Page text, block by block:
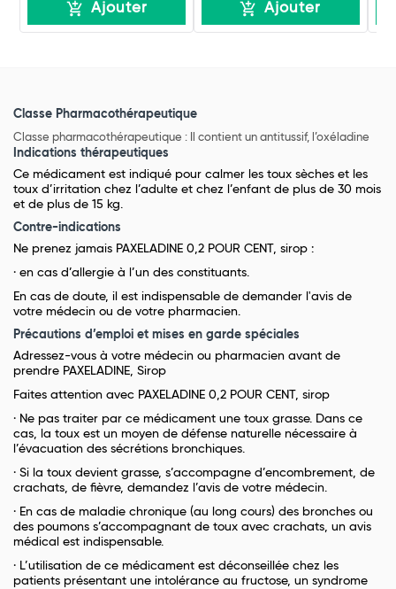
Ajouter Ajouter
Classe Pharmacothérapeutique
Classe pharmacothérapeutique : Il contient un antitussif, l’oxéladine
Indications thérapeutiques
Ce médicament est indiqué pour calmer les toux sèches et les
toux d’irritation chez l’adulte et chez l’enfant de plus de 30 mois
et de plus de 15 kg.
Contre-indications
Ne prenez jamais PAXELADINE 0,2 POUR CENT, sirop :
· en cas d’allergie à l’un des constituants.
En cas de doute, il est indispensable de demander l'avis de
votre médecin ou de votre pharmacien.
Précautions d’emploi et mises en garde spéciales
Adressez-vous à votre médecin ou pharmacien avant de
prendre PAXELADINE, Sirop
Faites attention avec PAXELADINE 0,2 POUR CENT, sirop
· Ne pas traiter par ce médicament une toux grasse. Dans ce
cas, la toux est un moyen de défense naturelle nécessaire à
l’évacuation des sécrétions bronchiques.
· Si la toux devient grasse, s’accompagne d’encombrement, de
crachats, de fièvre, demandez l’avis de votre médecin.
· En cas de maladie chronique (au long cours) des bronches ou
des poumons s’accompagnant de toux avec crachats, un avis
médical est indispensable.
· L’utilisation de ce médicament est déconseillée chez les
patients présentant une intolérance au fructose, un syndrome